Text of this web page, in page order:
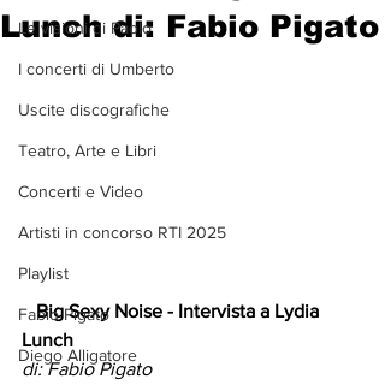
Le visioni di Paolo
I concerti di Umberto
Uscite discografiche
Teatro, Arte e Libri
Concerti e Video
Artisti in concorso RTI 2025
Playlist
Fabio Pigato
Diego Alligatore
Lunch di: Fabio Pigato
   Big Sexy Noise - Intervista a Lydia
Lunch
di: Fabio Pigato